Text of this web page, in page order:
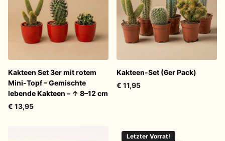
Kakteen Set 3er mit rotem
Mini-Topf – Gemischte
lebende Kakteen – ↑ 8–12 cm
€ 13,95
Kakteen-Set (6er Pack)
€ 11,95
Letzter Vorrat!